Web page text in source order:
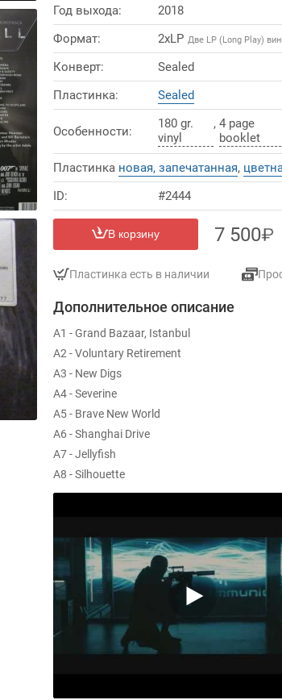
Год выхода:
2018
Формат:
2xLP Две LP (Long Play)
Конверт:
Sealed
Пластинка:
Sealed
Особенности:
180 gr.
vinyl
, 4 page
booklet
Пластинка новая, запечатанная,
ID:
#2444
В корзину 7 500
Пластинка есть в наличии
Дополнительное описание
A1 - Grand Bazaar, Istanbul
A2 - Voluntary Retirement
A3 - New Digs
A4 - Severine
A5 - Brave New World
A6 - Shanghai Drive
A7 - Jellyfish
A8 - Silhouette
B1 - Modigliani
B3 - Quartermaster
B4 - Someone Usually Dies
B5 - Komodo Dragon
B6 - The Bloody Shot
B7 - Enjoying Death
C1 - The Chimera
C2 - Close Shave
C4 - Granborough Road